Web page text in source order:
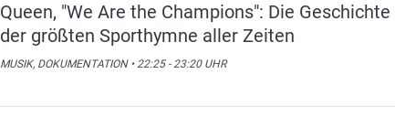
Queen, "We Are the Champions": Die Geschichte
der größten Sporthymne aller Zeiten
MUSIK, DOKUMENTATION • 22:25 - 23:20 UHR